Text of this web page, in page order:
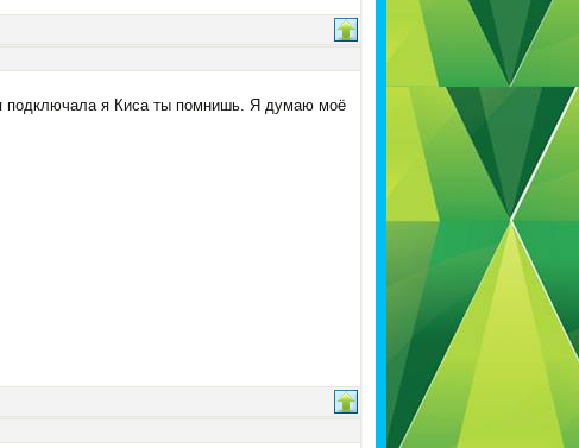
подключала я Киса ты помнишь. Я думаю моё